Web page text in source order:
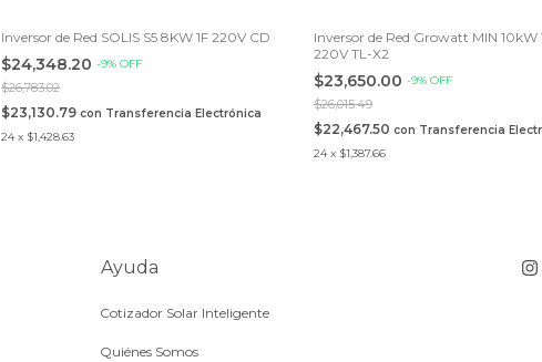
Inversor de Red SOLIS S5 8KW 1F 220V CD
$24,348.20-9%OFF
$26,783.02
$23,130.79con Transferencia Electrónica
24 x $1,428.63
Inversor de Red Growatt MIN 10kW
220V TL-X2
$23,650.00 -9% OFF
$26,015.49
$22,467.50 con Transferencia
24 x $1,387.66
Ayuda
Cotizador Solar Inteligente
Quiénes Somos